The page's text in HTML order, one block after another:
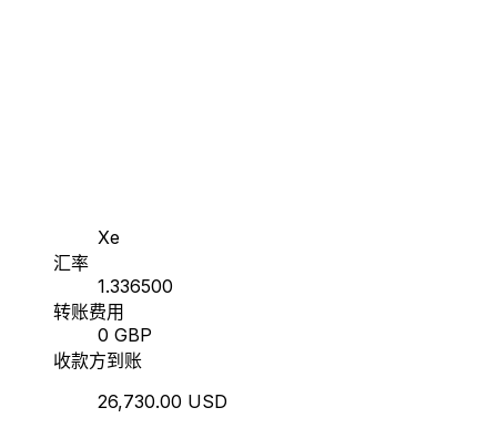
Xe
汇率
1.336500
转账费用
0 GBP
收款方到账
26,730.00 USD